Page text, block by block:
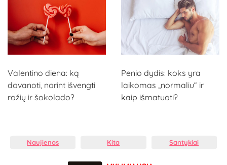
Valentino diena: ką
dovanoti, norint išvengti
rožių ir šokolado?
Penio dydis: koks yra
laikomas „normaliu“ ir
kaip išmatuoti?
Naujienos Kita Santykiai